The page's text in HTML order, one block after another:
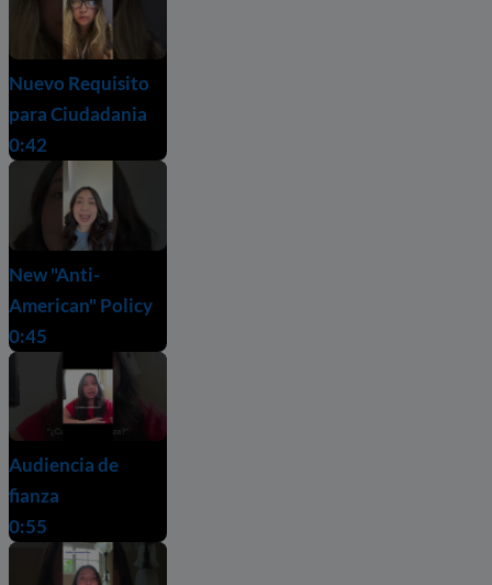
Nuevo Requisito
para Ciudadania
0:42
New "Anti-
American" Policy
0:45
Audiencia de
fianza
0:55